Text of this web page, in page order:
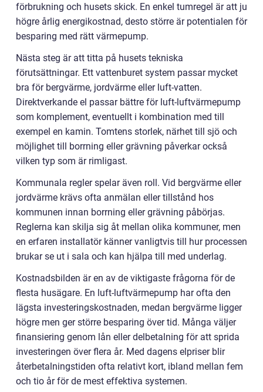
förbrukning och husets skick. En enkel tumregel är att ju
högre årlig energikostnad, desto större är potentialen för
besparing med rätt värmepump.
Nästa steg är att titta på husets tekniska
förutsättningar. Ett vattenburet system passar mycket
bra för bergvärme, jordvärme eller luft-vatten.
Direktverkande el passar bättre för luft-luftvärmepump
som komplement, eventuellt i kombination med till
exempel en kamin. Tomtens storlek, närhet till sjö och
möjlighet till borrning eller grävning påverkar också
vilken typ som är rimligast.
Kommunala regler spelar även roll. Vid bergvärme eller
jordvärme krävs ofta anmälan eller tillstånd hos
kommunen innan borrning eller grävning påbörjas.
Reglerna kan skilja sig åt mellan olika kommuner, men
en erfaren installatör känner vanligtvis till hur processen
brukar se ut i sala och kan hjälpa till med underlag.
Kostnadsbilden är en av de viktigaste frågorna för de
flesta husägare. En luft-luftvärmepump har ofta den
lägsta investeringskostnaden, medan bergvärme ligger
högre men ger större besparing över tid. Många väljer
finansiering genom lån eller delbetalning för att sprida
investeringen över flera år. Med dagens elpriser blir
återbetalningstiden ofta relativt kort, ibland mellan fem
och tio år för de mest effektiva systemen.